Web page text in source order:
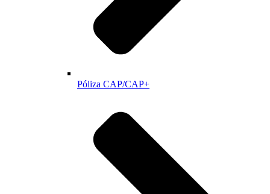
Póliza CAP/CAP+